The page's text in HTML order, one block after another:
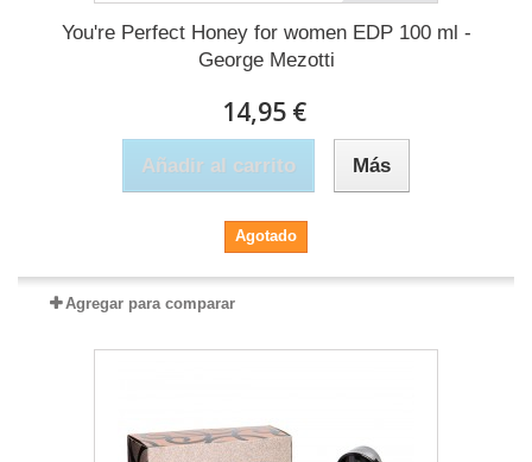
You're Perfect Honey for women EDP 100 ml -
George Mezotti
14,95 €
Añadir al carrito Más
Agotado
Agregar para comparar